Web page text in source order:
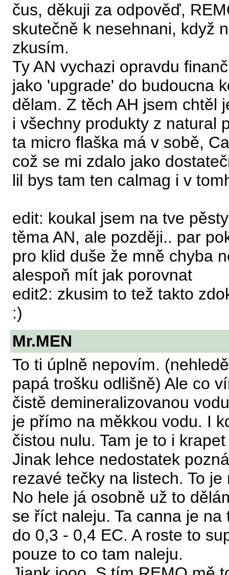
čus, děkuji za odpověď,
skutečně k nesehnani, když
zkusím.
Ty AN vychazi opravdu
jako 'upgrade' do budoucna
dělam. Z těch AH jsem chtěl
i všechny produkty z natural
ta micro flaška má v sobě,
což se mi zdalo jako
lil bys tam ten calmag i v
edit: koukal jsem na tve
těma AN, ale později.. par
pro klid duše že mně chyba
alespoň mít jak porovnat
edit2: zkusim to tež takto
:)
Mr.MEN
To ti úplně nepovím.
papá trošku odlišně) Ale co
čistě demineralizovanou
je přímo na měkkou vodu. I
čistou nulu. Tam je to i
Jinak lehce nedostatek
rezavé tečky na listech. To
No hele já osobně už to
se říct naleju. Ta canna je
do 0,3 - 0,4 EC. A roste to
pouze to co tam naleju.